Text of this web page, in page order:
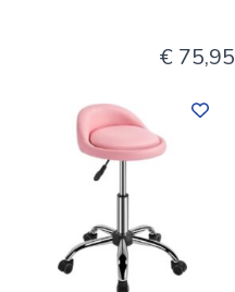
€ 75,95